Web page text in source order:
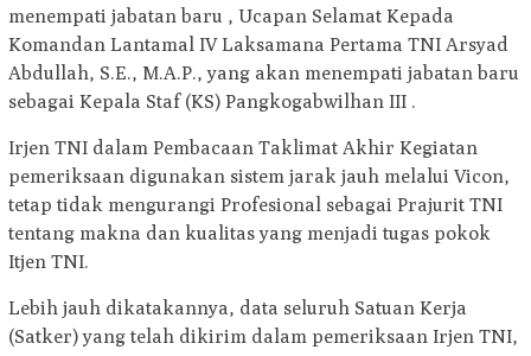
menempati jabatan baru , Ucapan Selamat Kepada
Komandan Lantamal IV Laksamana Pertama TNI Arsyad
Abdullah, S.E., M.A.P., yang akan menempati jabatan baru
sebagai Kepala Staf (KS) Pangkogabwilhan III .
Irjen TNI dalam Pembacaan Taklimat Akhir Kegiatan
pemeriksaan digunakan sistem jarak jauh melalui Vicon,
tetap tidak mengurangi Profesional sebagai Prajurit TNI
tentang makna dan kualitas yang menjadi tugas pokok
Itjen TNI.
Lebih jauh dikatakannya, data seluruh Satuan Kerja
(Satker) yang telah dikirim dalam pemeriksaan Irjen TNI,